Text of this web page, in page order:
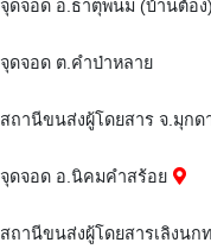
จุดจอด อ.ธาตุพนม (บ้านต้อง)
จุดจอด ต.คำป่าหลาย
สถานีขนส่งผู้โดยสาร จ.มุกด
จุดจอด อ.นิคมคำสร้อย
สถานีขนส่งผู้โดยสารเลิงนก